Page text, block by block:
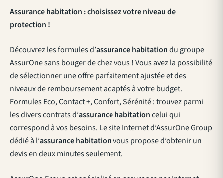
Assurance habitation : choisissez votre niveau de
protection !
Découvrez les formules d’assurance habitationdu groupe
AssurOne sans bouger de chez vous ! Vous avez la possibilité
de sélectionner une offre parfaitement ajustée et des
niveaux de remboursement adaptés à votre budget.
Formules Eco, Contact +, Confort, Sérénité : trouvez parmi
les divers contrats d’assurance habitationcelui qui
correspond à vos besoins. Le site Internet d’AssurOne Group
dédié à l’assurance habitationvous propose d’obtenir un
devis en deux minutes seulement.